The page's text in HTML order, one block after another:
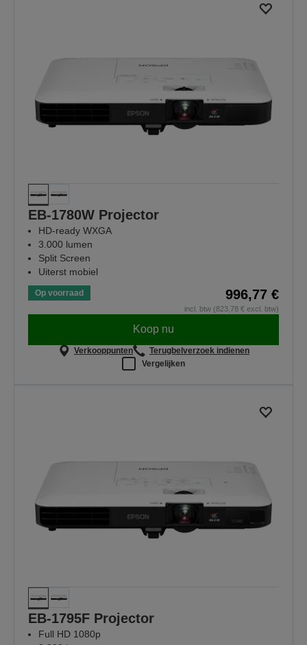
EB-1780W Projector
HD-ready WXGA
3.000 lumen
Split Screen
Uiterst mobiel
Op voorraad 996,77 €
incl. btw (823,78 € excl. btw)
Koop nu
Verkooppunten
Terugbelverzoek indienen
Vergelijken
EB-1795F Projector
Full HD 1080p